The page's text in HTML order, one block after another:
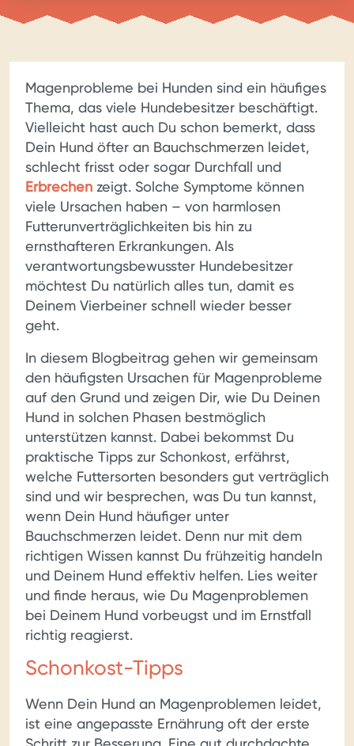
Magenprobleme bei Hunden sind ein häufiges
Thema, das viele Hundebesitzer beschäftigt.
Vielleicht hast auch Du schon bemerkt, dass
Dein Hund öfter an Bauchschmerzen leidet,
schlecht frisst oder sogar Durchfall und
Erbrechen zeigt. Solche Symptome können
viele Ursachen haben – von harmlosen
Futterunverträglichkeiten bis hin zu
ernsthafteren Erkrankungen. Als
verantwortungsbewusster Hundebesitzer
möchtest Du natürlich alles tun, damit es
Deinem Vierbeiner schnell wieder besser
geht.
In diesem Blogbeitrag gehen wir gemeinsam
den häufigsten Ursachen für Magenprobleme
auf den Grund und zeigen Dir, wie Du Deinen
Hund in solchen Phasen bestmöglich
unterstützen kannst. Dabei bekommst Du
praktische Tipps zur Schonkost, erfährst,
welche Futtersorten besonders gut verträglich
sind und wir besprechen, was Du tun kannst,
wenn Dein Hund häufiger unter
Bauchschmerzen leidet. Denn nur mit dem
richtigen Wissen kannst Du frühzeitig handeln
und Deinem Hund effektiv helfen. Lies weiter
und finde heraus, wie Du Magenproblemen
bei Deinem Hund vorbeugst und im Ernstfall
richtig reagierst.
Schonkost-Tipps
Wenn Dein Hund an Magenproblemen leidet,
ist eine angepasste Ernährung oft der erste